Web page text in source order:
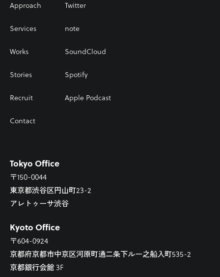
Approach
Services
Works
Stories
Recruit
Contact
Twitter
note
SoundCloud
Spotify
Apple Podcast
Tokyo Office
〒150-0044
東京都渋谷区円山町23-2
アレトゥーサ渋谷
Kyoto Office
〒604-0924
京都府京都市中京区河原町通二条下ルー之船入町535-2
京都銀行会館 3F